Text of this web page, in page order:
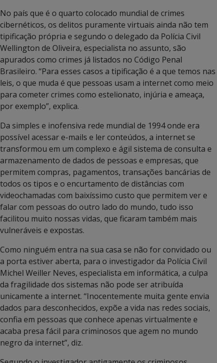
No país que é o quarto colocado mundial de crimes
cibernéticos, os delitos puramente virtuais ainda não tem
tipificação própria e segundo o delegado da Polícia Civil
Wellington de Oliveira, especialista no assunto, são
apurados como crimes já listados no Código Penal
Brasileiro. “Para esses casos a tipificação é a que temos nas
leis, o que muda é que pessoas usam a internet como meio
para cometer crimes como estelionato, injúria e ameaça,
por exemplo”, explica.
Da simples e inofensiva rede mundial de 1994 onde era
possível acessar e-mails e ler conteúdos, a internet se
transformou em um complexo e ágil sistema de consulta e
armazenamento de dados de pessoas e empresas, que
permitem compras, pagamentos, transações bancárias de
todos os tipos e o encurtamento de distâncias com
videochamadas com baixíssimo custo que permitem ver e
falar com pessoas do outro lado do mundo, tudo isso
facilitou muito nossas vidas, que ficaram também mais
vulneráveis e expostas.
Como ninguém entra na sua casa se não for convidado ou
a porta estiver aberta, para o investigador da Polícia Civil
Michel Weiller Neves, especialista em informática, a culpa
da fragilidade dos sistemas não pode ser atribuída
unicamente a internet. “Inocentemente muita gente envia
dados para desconhecidos, expõe a vida nas redes sociais,
confia em pessoas que conhece apenas virtualmente e
acaba presa fácil para criminosos que agem no mundo
negro da internet”, diz.